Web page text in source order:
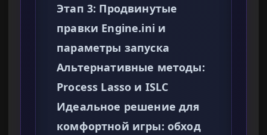
Этап 3: Продвинутые
правки Engine.ini и
параметры запуска
Альтернативные методы:
Process Lasso и ISLC
Идеальное решение для
комфортной игры: обход